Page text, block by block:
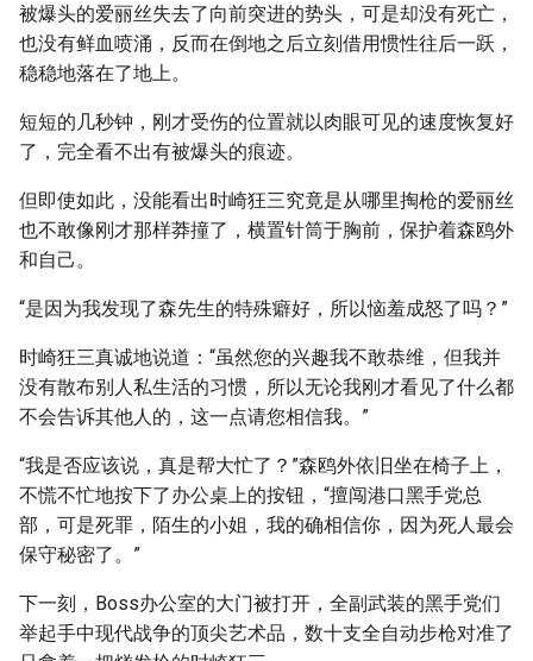
被爆头的爱丽丝失去了向前突进的势头，可是却没有死亡，
也没有鲜血喷涌，反而在倒地之后立刻借用惯性往后一跃，
稳稳地落在了地上。
短短的几秒钟，刚才受伤的位置就以肉眼可见的速度恢复好
了，完全看不出有被爆头的痕迹。
但即使如此，没能看出时崎狂三究竟是从哪里掏枪的爱丽丝
也不敢像刚才那样莽撞了，横置针筒于胸前，保护着森鸥外
和自己。
“是因为我发现了森先生的特殊癖好，所以恼羞成怒了吗？”
时崎狂三真诚地说道：“虽然您的兴趣我不敢恭维，但我并
没有散布别人私生活的习惯，所以无论我刚才看见了什么都
不会告诉其他人的，这一点请您相信我。”
“我是否应该说，真是帮大忙了？”森鸥外依旧坐在椅子上，
不慌不忙地按下了办公桌上的按钮，“擅闯港口黑手党总
部，可是死罪，陌生的小姐，我的确相信你，因为死人最会
保守秘密了。”
下一刻，Boss办公室的大门被打开，全副武装的黑手党们
举起手中现代战争的顶尖艺术品，数十支全自动步枪对准了